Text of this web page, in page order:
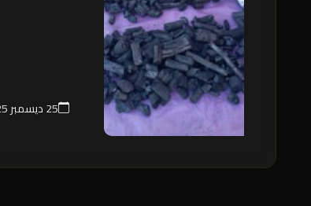
25 ديسمبر 2025